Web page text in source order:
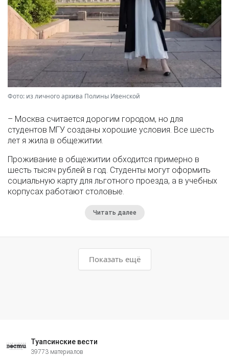
Фото: из личного архива Полины Ивенской
– Москва считается дорогим городом, но для
студентов МГУ созданы хорошие условия. Все шесть
лет я жила в общежитии.
Проживание в общежитии обходится примерно в
шесть тысяч рублей в год. Студенты могут оформить
социальную карту для льготного проезда, а в учебных
корпусах работают столовые.
Читать далее
Показать ещё
Туапсинские вести
39773 материалов